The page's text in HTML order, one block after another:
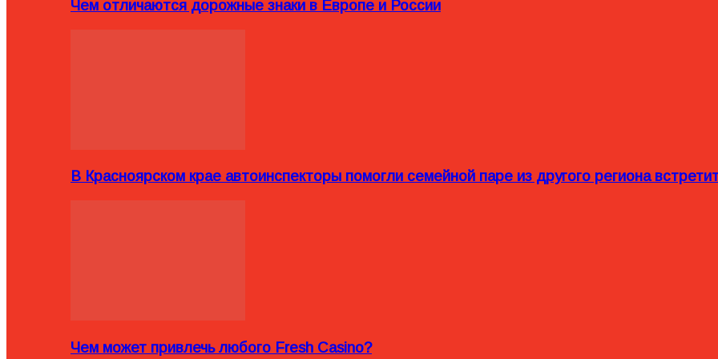
Чем отличаются дорожные знаки в Европе и России
В Красноярском крае автоинспекторы помогли семейной паре из другого региона
Чем может привлечь любого Fresh Casino?